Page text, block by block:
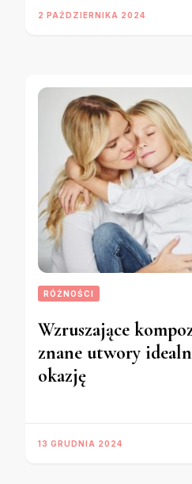
2 PAŹDZIERNIKA 2024
RÓŻNOŚCI
Wzruszające
znane utwory
okazję
13 GRUDNIA 2024